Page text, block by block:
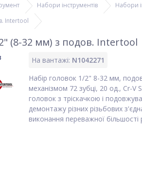
Набори інструментів Набори
Intertool
(8-32 мм) з подов. Intertool
На вантажі: N1042271
Набір головок 1/2" 8-32 мм,
механізмом 72 зубці, 20 од., Cr-V
головок з тріскачкою і
демонтажу різних різьбових
виконання переважної